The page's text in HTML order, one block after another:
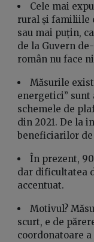
Cele mai
rural și familiile
sau mai puțin,
de la Guvern
român nu face
Măsurile
energetici” sunt
schemele de
din 2021. De la
beneficiarilor
În prezent,
dar dificultatea
accentuat.
Motivul?
scurt, e de
coordonatoare